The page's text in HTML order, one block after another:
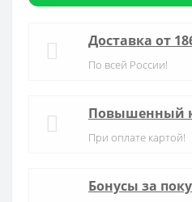
Доставка от
По всей России!
Повышенный
При оплате картой!
Бонусы за